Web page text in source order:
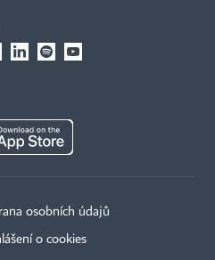
osobních údajů
o cookies